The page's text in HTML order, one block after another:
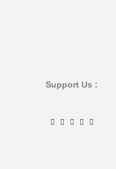
Support Us :